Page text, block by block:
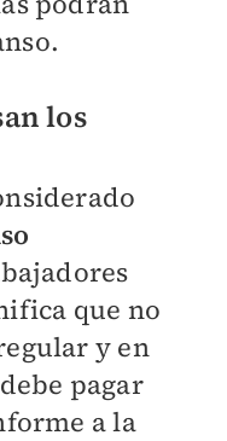
los
que no
y en
pagar
a la